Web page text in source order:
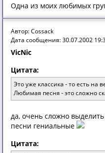
Одна из моих любимых
Автор: Cossack
Дата сообщения: 30.07.2002
VicNic
Цитата:
Это уже классика - то есть на
Любимая песня - это сложно
да, очень сложно
песни гениальные
Цитата: